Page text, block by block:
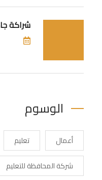
شراكة
الوسوم
أعمال تعليم
شركة المحافظة للتعليم